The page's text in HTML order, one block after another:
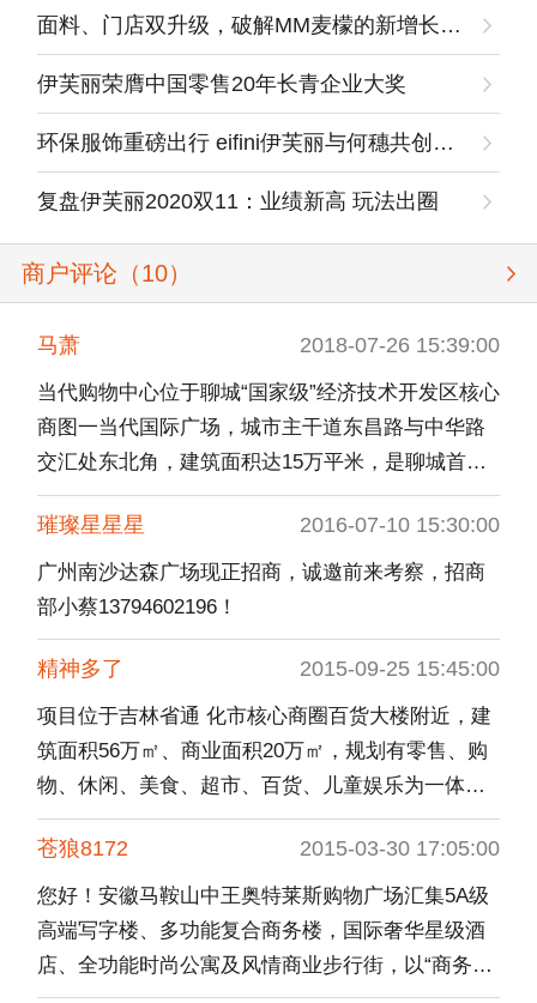
面料、门店双升级，破解MM麦檬的新增长密码
伊芙丽荣膺中国零售20年长青企业大奖
环保服饰重磅出行 eifini伊芙丽与何穗共创夏日绿色新品
复盘伊芙丽2020双11：业绩新高 玩法出圈
商户评论（10）
马萧 2018-07-26 15:39:00
当代购物中心位于聊城“国家级”经济技术开发区核心
商图一当代国际广场，城市主干道东昌路与中华路
交汇处东北角，建筑面积达15万平米，是聊城首家
一站式家庭娱乐型购物中心、首家全能生活广场，
集购物娱乐、餐饮、休闲、体验、教育于一体的多
功能大型复合型商业中心。东区已入驻品牌：炫酷
KTV、番茄田艺术、愉悦之家、淘得乐儿童乐园、
向阳花阅读吧、钰琦少儿启蒙舞蹈钢琴私坊斋、三
顾冒菜、童臻机器人俱乐部、唯冠国际武道教育、
初客牛排、胖帅肉蟹煲等。 联系人：马萧：
15506695558
璀璨星星星 2016-07-10 15:30:00
广州南沙达森广场现正招商，诚邀前来考察，招商
部小蔡13794602196！
精神多了 2015-09-25 15:45:00
项目位于吉林省通 化市核心商圈百货大楼附近，建
筑面积56万㎡、商业面积20万㎡，规划有零售、购
物、休闲、美食、超市、百货、儿童娱乐为一体的
一站式、多功能新型都市商业综合体。现处于项目
前期客户储备阶段，有意向者请联系电话：0435-
6891999蔡经理QQ1073669444王经理。
苍狼8172 2015-03-30 17:05:00
您好！安徽马鞍山中王奥特莱斯购物广场汇集5A级
高端写字楼、多功能复合商务楼，国际奢华星级酒
店、全功能时尚公寓及风情商业步行街，以“商务办